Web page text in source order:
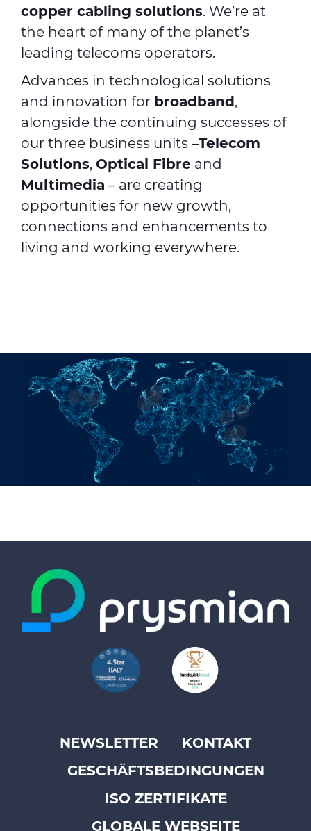
copper cabling solutions. We’re at
the heart of many of the planet’s
leading telecoms operators.
Advances in technological solutions
and innovation for broadband,
alongside the continuing successes of
our three business units –Telecom
Solutions, Optical Fibre and
Multimedia – are creating
opportunities for new growth,
connections and enhancements to
living and working everywhere.
FooterNEWSLETTER
KONTAKT
GESCHÄFTSBEDINGUNGEN
ISO ZERTIFIKATE
GLOBALE WEBSEITE